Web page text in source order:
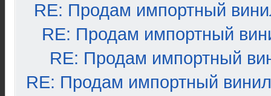
RE: Продам импортный
RE: Продам импортный
RE: Продам импортный
RE: Продам импортный винил